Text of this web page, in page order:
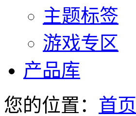
主题标签
游戏专区
产品库
您的位置： 首页